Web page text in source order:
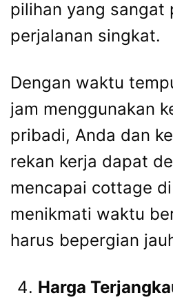
pilihan yang sangat
perjalanan singkat.
Dengan waktu
jam menggunakan
pribadi, Anda dan
rekan kerja dapat
mencapai cottage
menikmati waktu
harus bepergian
Harga